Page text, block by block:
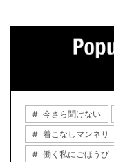
今さら聞けない
着こなしマンネリ
働く私にごほうび